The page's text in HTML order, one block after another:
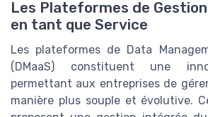
Les Plateformes de
en tant que Service
Les plateformes de Data
(DMaaS) constituent une
permettant aux entreprises de
manière plus souple et évolutive.